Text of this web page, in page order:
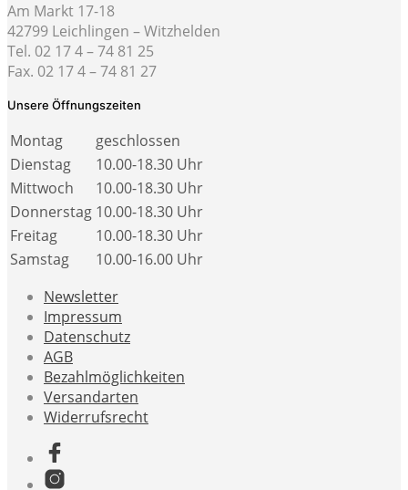
Am Markt 17-18
42799 Leichlingen – Witzhelden
Tel. 02 17 4 – 74 81 25
Fax. 02 17 4 – 74 81 27
Unsere Öffnungszeiten
Montag
geschlossen
Dienstag
10.00-18.30 Uhr
Mittwoch
10.00-18.30 Uhr
Donnerstag 10.00-18.30 Uhr
Freitag
10.00-18.30 Uhr
Samstag
10.00-16.00 Uhr
Newsletter
Impressum
Datenschutz
AGB
Bezahlmöglichkeiten
Versandarten
Widerrufsrecht